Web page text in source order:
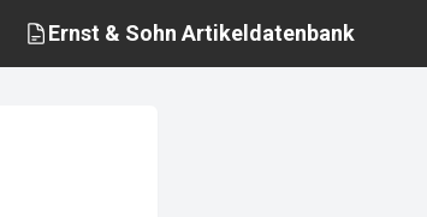
Ernst & Sohn Artikeldatenbank